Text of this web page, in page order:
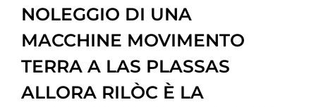
NOLEGGIO DI UNA
MACCHINE MOVIMENTO
TERRA A LAS PLASSAS
ALLORA RILÒC È LA